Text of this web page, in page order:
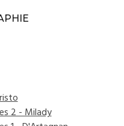
2 - Milady